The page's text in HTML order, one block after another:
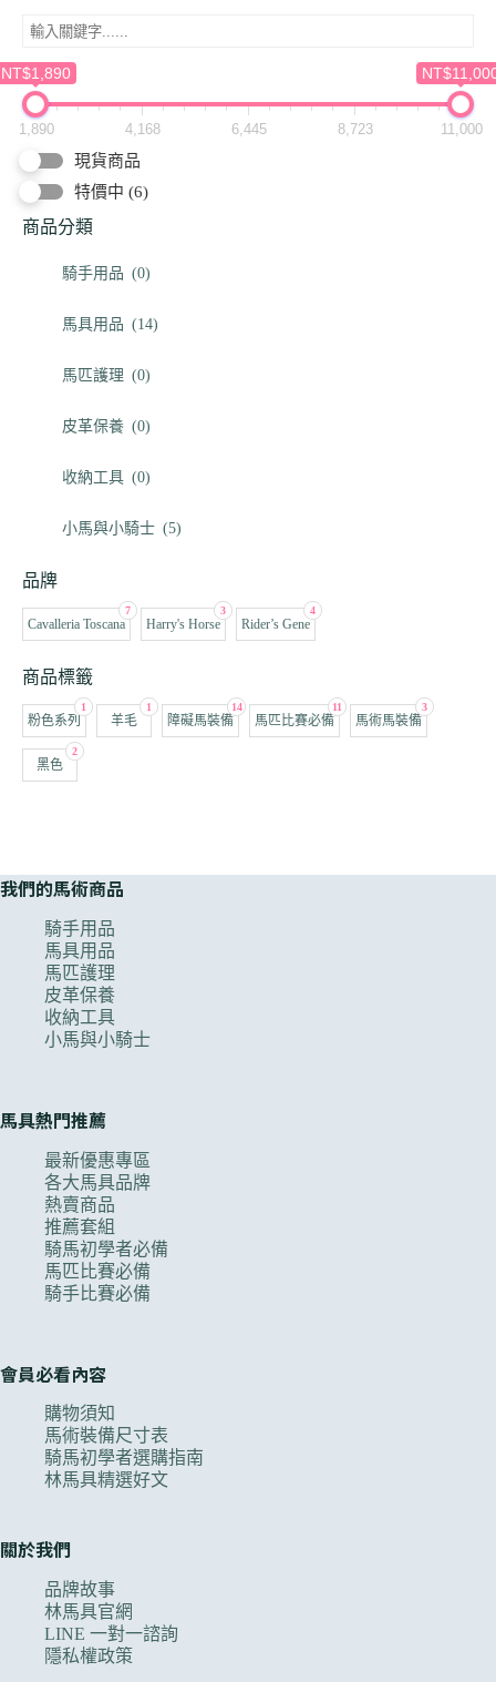
NT$1,890
1,890 4,168 6,445 8,723 11,000
現貨商品
特價中 (6)
商品分類
騎手用品 (0)
馬具用品 (14)
馬匹護理 (0)
皮革保養 (0)
收納工具 (0)
小馬與小騎士 (5)
品牌
7
Cavalleria Toscana
3
Harry's Horse
4
Rider’s Gene
商品標籤
1
粉色系列
1
羊毛
14
障礙馬裝備
11
馬匹比賽必備
3
馬術馬裝備
2
黑色
我們的馬術商品
騎手用品
馬具用品
馬匹護理
皮革保養
收納工具
小馬與小騎士
馬具熱門推薦
最新優惠專區
各大馬具品牌
熱賣商品
推薦套組
騎馬初學者必備
馬匹比賽必備
騎手比賽必備
會員必看內容
購物須知
馬術裝備尺寸表
騎馬初學者選購指南
林馬具精選好文
關於我們
品牌故事
林馬具官網
LINE 一對一諮詢
隱私權政策